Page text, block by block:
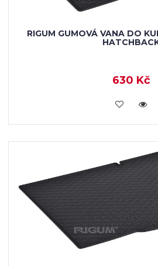
RIGUM GUMOVÁ VANA DO
630 Kč
VLOŽIT DO